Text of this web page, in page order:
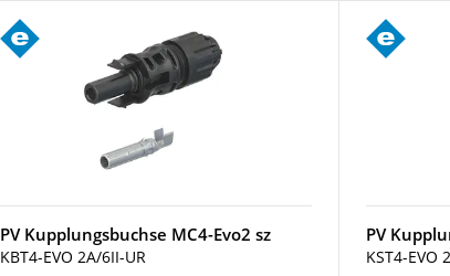
PV Kupplungsbuchse MC4-Evo2 sz
KBT4-EVO 2A/6II-UR
PV
KST4-EVO